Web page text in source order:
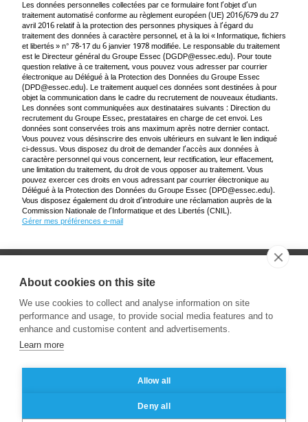
Les données personnelles collectées par ce formulaire font l’objet d’un
traitement automatisé conforme au règlement européen (UE) 2016/679 du 27
avril 2016 relatif à la protection des personnes physiques à l’égard du
traitement des données à caractère personnel, et à la loi « Informatique, fichiers
et libertés » n° 78-17 du 6 janvier 1978 modifiée. Le responsable du traitement
est le Directeur général du Groupe Essec (DGDP@essec.edu). Pour toute
question relative à ce traitement, vous pouvez vous adresser par courrier
électronique au Délégué à la Protection des Données du Groupe Essec
(DPD@essec.edu). Le traitement auquel ces données sont destinées à pour
objet la communication dans le cadre du recrutement de nouveaux étudiants.
Les données sont communiquées aux destinataires suivants : Direction du
recrutement du Groupe Essec, prestataires en charge de cet envoi. Les
données sont conservées trois ans maximum après notre dernier contact.
Vous pouvez vous désinscrire des envois ultérieurs en suivant le lien indiqué
ci-dessus. Vous disposez du droit de demander l’accès aux données à
caractère personnel qui vous concernent, leur rectification, leur effacement,
une limitation du traitement, du droit de vous opposer au traitement. Vous
pouvez exercer ces droits en vous adressant par courrier électronique au
Délégué à la Protection des Données du Groupe Essec (DPD@essec.edu).
Vous disposez également du droit d’introduire une réclamation auprès de la
Commission Nationale de l’Informatique et des Libertés (CNIL).
Gérer mes préférences e-mail
© 2024 ESSEC Business School
About cookies on this site
We use cookies to collect and analyse information on site
performance and usage, to provide social media features and to
enhance and customise content and advertisements.
Learn more
Allow all
Deny all